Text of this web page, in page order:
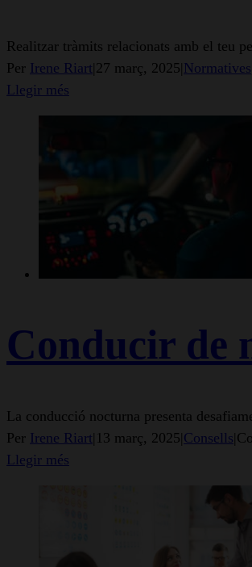
Realitzar tràmits relacionats amb el teu
Per Irene Riart 27 març, 2025 Normatives
Llegir més
Conducir de
La conducció nocturna presenta
Per Irene Riart 13 març, 2025 Consells
Llegir més